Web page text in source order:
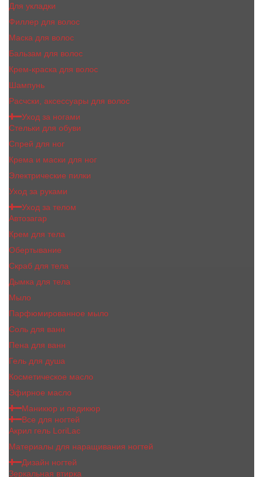
Для укладки
Филлер для волос
Маска для волос
Бальзам для волос
Крем-краска для волос
Шампунь
Расчски, аксессуары для волос
Уход за ногами
Стельки для обуви
Спрей для ног
Крема и маски для ног
Электрические пилки
Уход за руками
Уход за телом
Автозагар
Крем для тела
Обертывание
Скраб для тела
Дымка для тела
Мыло
Парфюмированное мыло
Соль для ванн
Пена для ванн
Гель для душа
Косметическое масло
Эфирное масло
Маникюр и педикюр
Все для ногтей
Акрил гель LoriLac
Материалы для наращивания ногтей
Дизайн ногтей
Зеркальная втирка